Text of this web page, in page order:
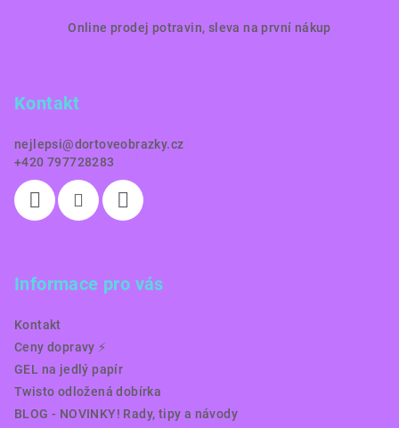
Online prodej potravin, sleva na první nákup
Kontakt
nejlepsi@dortoveobrazky.cz
+420 797728283
Informace pro vás
Kontakt
Ceny dopravy ⚡️
GEL na jedlý papír
Twisto odložená dobírka
BLOG - NOVINKY! Rady, tipy a návody